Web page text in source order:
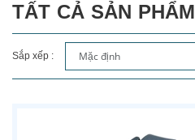
TẤT CẢ SẢN PHẨM
Sắp xếp :